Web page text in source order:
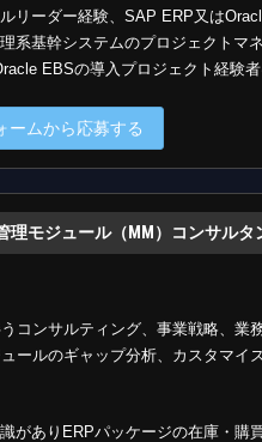
リーダー経験、SAP ERP又は
系基幹システムのプロジェクトマ
EBSの導入プロジェクト経験
ームから応募する
理モジュール（MM）コンサルタ
コンサルティング、事業戦略、
ールのギャップ分析、カスタマ
がありERPパッケージの在庫・